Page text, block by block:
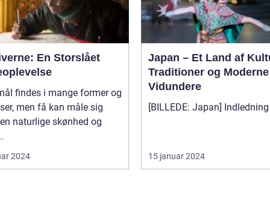
En Storslået
findes i mange former og
men få kan måle sig
naturlige skønhed og
2024
Japan – Et Land af
Traditioner og Moderne
Vidundere
15 januar 2024